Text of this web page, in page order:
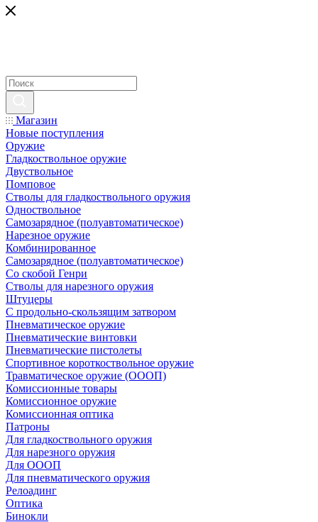
Магазин
Новые поступления
Оружие
Гладкоствольное оружие
Двуствольное
Помповое
Стволы для гладкоствольного оружия
Одноствольное
Самозарядное (полуавтоматическое)
Нарезное оружие
Комбинированное
Самозарядное (полуавтоматическое)
Со скобой Генри
Стволы для нарезного оружия
Штуцеры
С продольно-скользящим затвором
Пневматическое оружие
Пневматические винтовки
Пневматические пистолеты
Спортивное короткоствольное оружие
Травматическое оружие (ОООП)
Комиссионные товары
Комиссионное оружие
Комиссионная оптика
Патроны
Для гладкоствольного оружия
Для нарезного оружия
Для ОООП
Для пневматического оружия
Релоадинг
Оптика
Бинокли